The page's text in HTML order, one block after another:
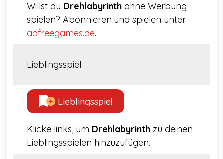
Willst du Drehlabyrinth ohne Werbung
spielen? Abonnieren und spielen unter
adfreegames.de.
Lieblingsspiel
Lieblingsspiel
Klicke links, um Drehlabyrinth zu deinen
Lieblingsspielen hinzuzufügen.